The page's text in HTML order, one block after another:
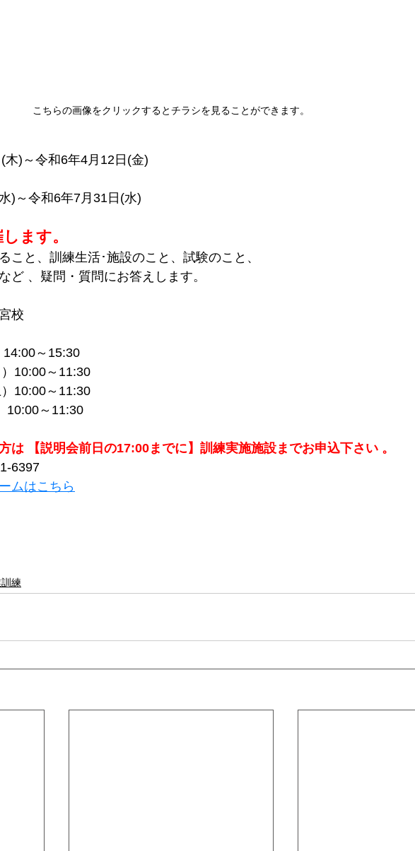
こちらの画像をクリックするとチラシを見ることができます。
(木)～令和6年4月12日(金)
)～令和6年7月31日(水)
ます。
こと、訓練生活･施設のこと、試験のこと、
ど 、疑問・質問にお答えします。
校
～15:30
10:00～11:30
10:00～11:30
10:00～11:30
は 【説明会前日の17:00までに】訓練実施施設までお申込下さい 。
6397
ムはこちら
練